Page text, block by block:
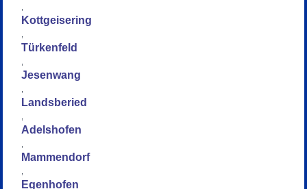
,
Kottgeisering
,
Türkenfeld
,
Jesenwang
,
Landsberied
,
Adelshofen
,
Mammendorf
,
Egenhofen